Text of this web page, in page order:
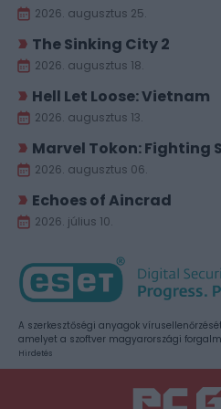
2026. augusztus 25.
The Sinking City 2
2026. augusztus 18.
Hell Let Loose: Vietnam
2026. augusztus 13.
Marvel Tokon: Fighting
2026. augusztus 06.
Echoes of Aincrad
2026. július 10.
A szerkesztőségi anyagok
amelyet a szoftver magyarországi
Hirdetés